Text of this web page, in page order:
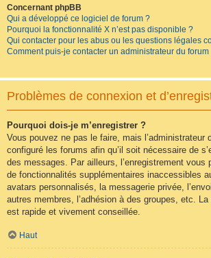
Concernant phpBB
Qui a développé ce logiciel de forum ?
Pourquoi la fonctionnalité X n’est pas disponible ?
Qui contacter pour les abus ou les questions légales
Comment puis-je contacter un administrateur du forum
Problèmes de connexion et
Pourquoi dois-je m’enregistrer ?
Vous pouvez ne pas le faire, mais l’administrateur
configuré les forums afin qu’il soit nécessaire de
des messages. Par ailleurs, l’enregistrement vous
de fonctionnalités supplémentaires inaccessibles
avatars personnalisés, la messagerie privée,
autres membres, l’adhésion à des groupes, etc. La
est rapide et vivement conseillée.
Haut